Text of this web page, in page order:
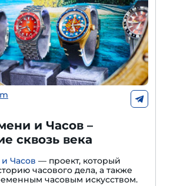
и Часов –
сквозь века
Часов — проект, который
часового дела, а также
часовым искусством.